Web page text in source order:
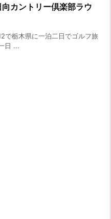
カントリー倶楽部ラウ
で栃木県に一泊二日でゴルフ旅
日 ...